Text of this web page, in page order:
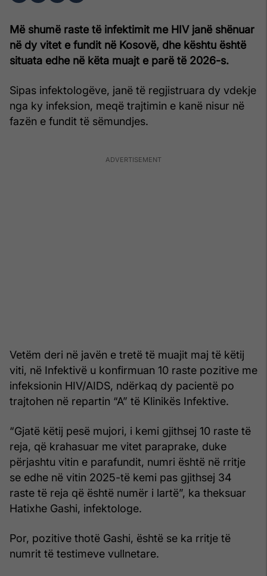
Më shumë raste të infektimit me HIV janë shënuar
në dy vitet e fundit në Kosovë, dhe kështu është
situata edhe në këta muajt e parë të 2026-s.
Sipas infektologëve, janë të regjistruara dy vdekje
nga ky infeksion, meqë trajtimin e kanë nisur në
fazën e fundit të sëmundjes.
Vetëm deri në javën e tretë të muajit maj të këtij
viti, në Infektivë u konfirmuan 10 raste pozitive me
infeksionin HIV/AIDS, ndërkaq dy pacientë po
trajtohen në repartin “A” të Klinikës Infektive.
“Gjatë këtij pesë mujori, i kemi gjithsej 10 raste të
reja, që krahasuar me vitet paraprake, duke
përjashtu vitin e parafundit, numri është në rritje
se edhe në vitin 2025-të kemi pas gjithsej 34
raste të reja që është numër i lartë”, ka theksuar
Hatixhe Gashi, infektologe.
Por, pozitive thotë Gashi, është se ka rritje të
numrit të testimeve vullnetare.